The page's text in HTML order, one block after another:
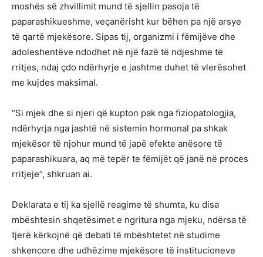
moshës së zhvillimit mund të sjellin pasoja të
paparashikueshme, veçanërisht kur bëhen pa një arsye
të qartë mjekësore. Sipas tij, organizmi i fëmijëve dhe
adoleshentëve ndodhet në një fazë të ndjeshme të
rritjes, ndaj çdo ndërhyrje e jashtme duhet të vlerësohet
me kujdes maksimal.
“Si mjek dhe si njeri që kupton pak nga fiziopatologjia,
ndërhyrja nga jashtë në sistemin hormonal pa shkak
mjekësor të njohur mund të japë efekte anësore të
paparashikuara, aq më tepër te fëmijët që janë në proces
rritjeje”, shkruan ai.
Deklarata e tij ka sjellë reagime të shumta, ku disa
mbështesin shqetësimet e ngritura nga mjeku, ndërsa të
tjerë kërkojnë që debati të mbështetet në studime
shkencore dhe udhëzime mjekësore të institucioneve